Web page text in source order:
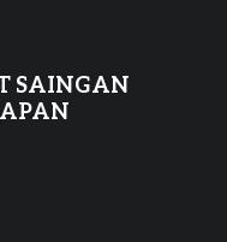
SAINGAN